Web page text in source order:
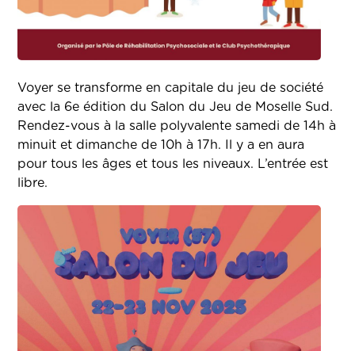
Voyer se transforme en capitale du jeu de société
avec la 6e édition du Salon du Jeu de Moselle Sud.
Rendez-vous à la salle polyvalente samedi de 14h à
minuit et dimanche de 10h à 17h. Il y a en aura
pour tous les âges et tous les niveaux. L’entrée est
libre.